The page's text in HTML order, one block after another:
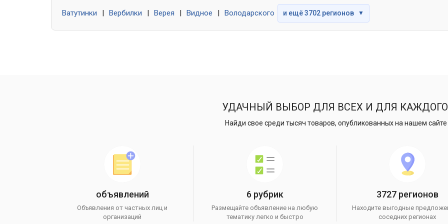
Ватутинки Вербилки Верея Видное Володарского и ещё 3702 регионов ▼
УДАЧНЫЙ ВЫБОР ДЛЯ ВСЕХ И ДЛЯ
Найди свое среди тысяч товаров, опубликованных на нашем сайте
объявлений
Объявления от частных лиц и
организаций
6 рубрик
Размещайте объявление на любую
тематику легко и быстро
3727 регионов
Находите выгодные
соседних регионах